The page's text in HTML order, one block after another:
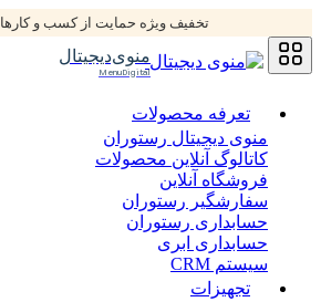
تخفیف ویژه حمایت از کسب و کارها
منوی‌دیجیتال
MenuDigital
تعرفه محصولات
منوی دیجیتال رستوران
کاتالوگ آنلاین محصولات
فروشگاه آنلاین
سفارشگیر رستوران
حسابداری رستوران
حسابداری ابری
سیستم CRM
تجهیزات